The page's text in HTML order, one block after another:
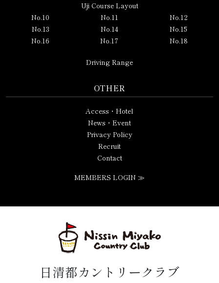
Uji Course Layout
No.10
No.11
No.12
No.13
No.14
No.15
No.16
No.17 No.18
Driving Range
OTHER
Access・Hotel
News・Event
Privacy Policy
Recruit
Contact
MEMBERS LOGIN ≫
日清都カントリークラブ